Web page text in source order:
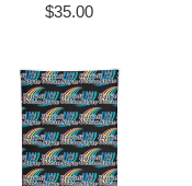
Regular
$35.00